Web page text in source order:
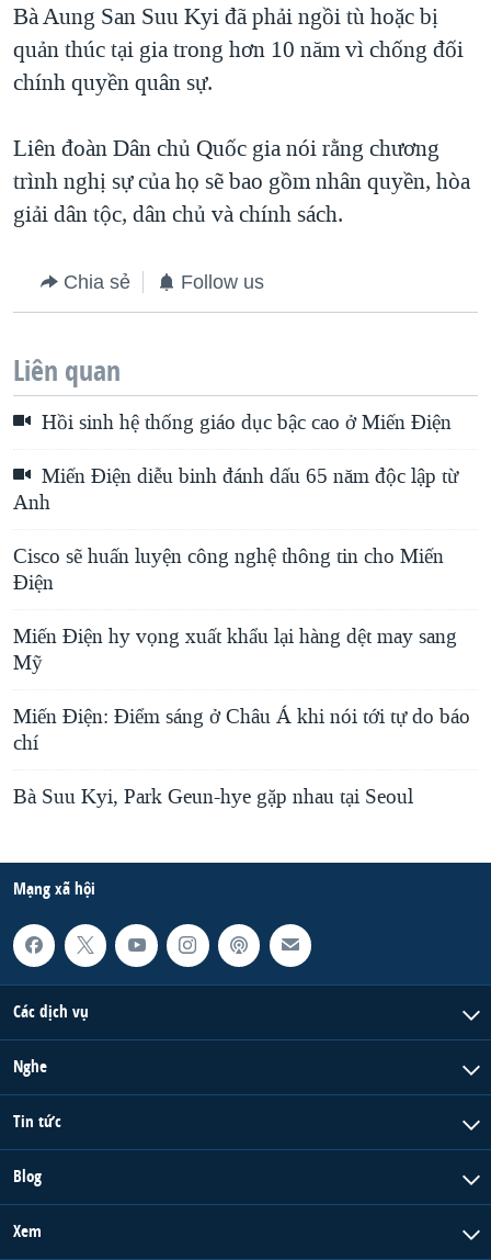
Bà Aung San Suu Kyi đã phải ngồi tù hoặc bị
quản thúc tại gia trong hơn 10 năm vì chống đối
chính quyền quân sự.
Liên đoàn Dân chủ Quốc gia nói rằng chương
trình nghị sự của họ sẽ bao gồm nhân quyền, hòa
giải dân tộc, dân chủ và chính sách.
Chia sẻ Follow us
Liên quan
Hồi sinh hệ thống giáo dục bậc cao ở Miến Ðiện
Miến Điện diễu binh đánh dấu 65 năm độc lập từ
Anh
Cisco sẽ huấn luyện công nghệ thông tin cho Miến
Điện
Miến Điện hy vọng xuất khẩu lại hàng dệt may sang
Mỹ
Miến Ðiện: Ðiểm sáng ở Châu Á khi nói tới tự do báo
chí
Bà Suu Kyi, Park Geun-hye gặp nhau tại Seoul
Mạng xã hội
Các dịch vụ
Nghe
Tin tức
Blog
Xem